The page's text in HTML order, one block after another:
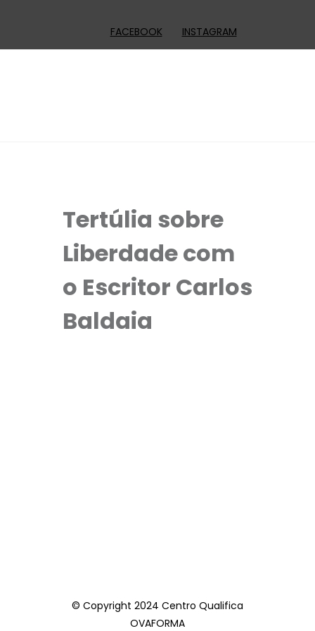
FACEBOOK INSTAGRAM
Tertúlia sobre
Liberdade com
o Escritor Carlos
Baldaia
© Copyright 2024 Centro Qualifica
OVAFORMA